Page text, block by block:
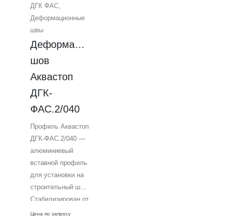
монтажа на стыке
двух плит и
позволяет
компенсировать
перемещения шва
при сжатии, 12 мм
при растяжении и 8
мм при сдвиге.
компенсатора
составляет 30 мм,
что делает эту
модель
идеальным
выбором для
устройства
ДГК ФАС
Деформационные
швы
Деформационный
шов
Аквастоп
ДГК-
ФАС.2/040
Профиль Аквастоп
ДГК-ФАС.2/040 —
алюминиевый
вставной профиль
для установки на
строительный шов.
Стабилизирован от
УФ излучения и
Цена по запросу